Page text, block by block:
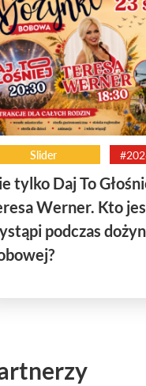
Slider
tylko Daj To
Werner. Kto
podczas